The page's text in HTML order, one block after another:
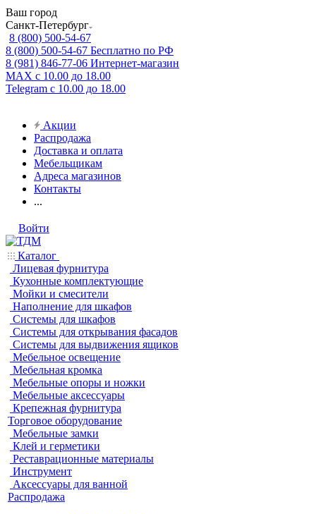
Ваш город
Санкт-Петербург
8 (800) 500-54-67
8 (800) 500-54-67 Бесплатно по РФ
8 (981) 846-77-06 Интернет-магазин
MAX с 10.00 до 18.00
Telegram с 10.00 до 18.00
Акции
Распродажа
Доставка и оплата
Мебельщикам
Адреса магазинов
Контакты
...
Войти
Каталог
Лицевая фурнитура
Кухонные комплектующие
Мойки и смесители
Наполнение для шкафов
Системы для шкафов
Системы для открывания фасадов
Системы для выдвижения ящиков
Мебельное освещение
Мебельная кромка
Мебельные опоры и ножки
Мебельные аксессуары
Крепежная фурнитура
Торговое оборудование
Мебельные замки
Клей и герметики
Реставрационные материалы
Инструмент
Аксессуары для ванной
Распродажа